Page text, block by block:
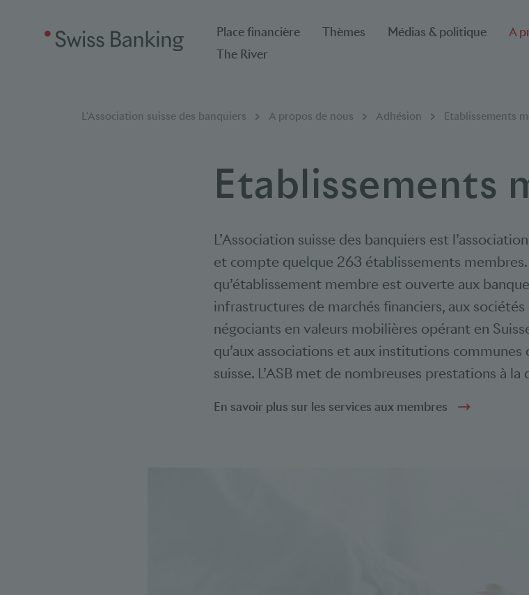
Place financière Thèmes Médias & politique A
The River
Breadcrumb
Vous êtes ici:
L'Association suisse des banquiers A propos de nous Adhésion Etablissements
Etablissements
L’Association suisse des banquiers est
et compte quelque 263 établissements membres.
qu’établissement membre est ouverte aux
infrastructures de marchés financiers, aux
négociants en valeurs mobilières opérant en
qu’aux associations et aux institutions communes
suisse. L’ASB met de nombreuses prestations à
En savoir plus sur les services aux membres